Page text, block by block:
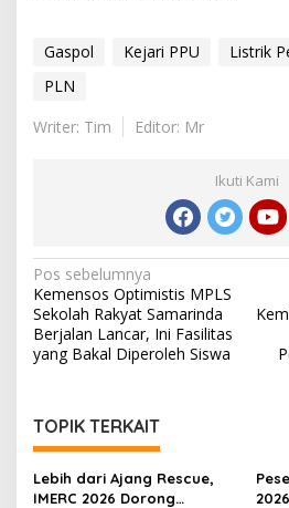
Gaspol Kejari PPU
Listrik
PLN
Writer: Tim
Editor: Mr
Ikuti Kami
Navigasi
pos
Pos sebelumnya
Kemensos Optimistis MPLS
Sekolah Rakyat Samarinda
Berjalan Lancar, Ini Fasilitas
yang Bakal Diperoleh Siswa
TOPIK TERKAIT
Lebih dari Ajang Rescue,
IMERC 2026 Dorong